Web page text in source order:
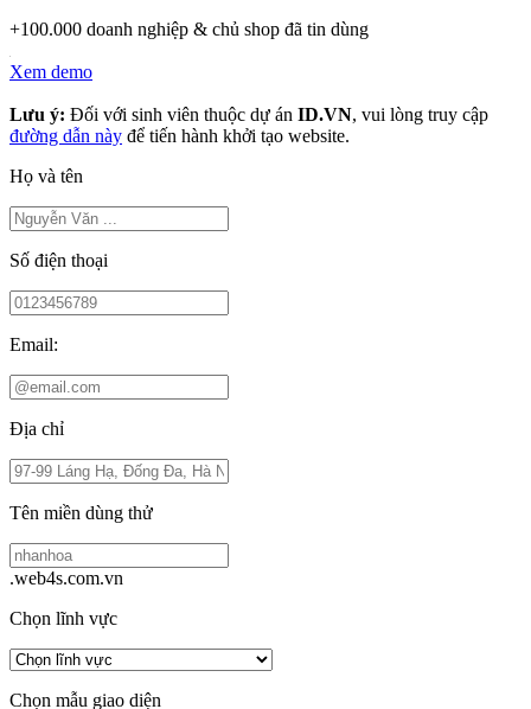
+100.000 doanh nghiệp & chủ shop đã tin dùng
Xem demo
Lưu ý: Đối với sinh viên thuộc dự án ID.VN, vui lòng truy cập
đường dẫn này để tiến hành khởi tạo website.
Họ và tên
Số điện thoại
Email:
Địa chỉ
Tên miền dùng thử
.web4s.com.vn
Chọn lĩnh vực
Chọn mẫu giao diện